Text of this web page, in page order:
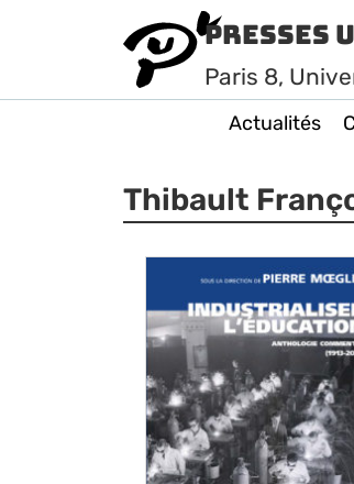
Presses
Paris 8,
Actualités
Thibault